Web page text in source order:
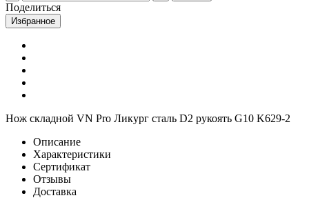
Поделиться
Избранное
Нож складной VN Pro Ликург сталь D2 рукоять G10 K629-2
Описание
Характеристики
Сертификат
Отзывы
Доставка